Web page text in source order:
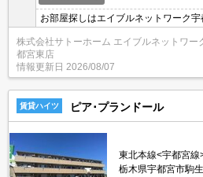
お部屋探しはエイブルネットワーク宇
株式会社サトーホーム エイブルネットワー
都宮東店
情報更新日 2026/08/07
賃貸ハイツ ピア･プランドール
東北本線<宇都宮
栃木県宇都宮市駒